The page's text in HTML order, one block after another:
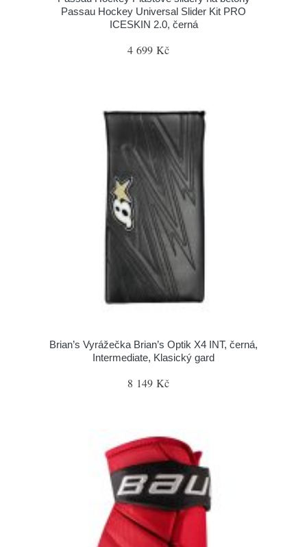
Passau Hockey Universal Slider Kit PRO
ICESKIN 2.0, černá
4 699 Kč
Brian’s Vyrážečka Brian’s Optik X4 INT, černá,
Intermediate, Klasický gard
8 149 Kč